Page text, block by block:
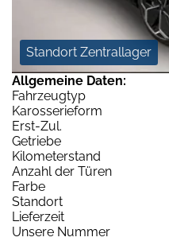
Standort Zentrallager
Allgemeine Daten:
Fahrzeugtyp
Karosserieform
Erst-Zul.
Getriebe
Kilometerstand
Anzahl der Türen
Farbe
Standort
Lieferzeit
Unsere Nummer